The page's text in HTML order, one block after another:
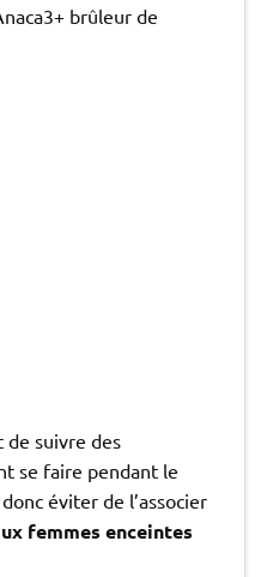
brûleur de
suivre des
se faire pendant le
éviter de l’associer
femmes enceintes